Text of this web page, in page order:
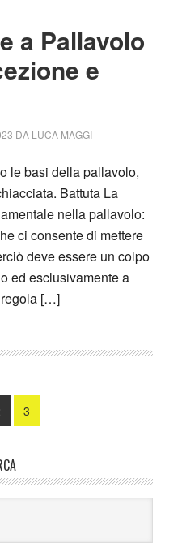
a Pallavolo
e
DA LUCA MAGGI
le basi della pallavolo,
Battuta La
nella pallavolo:
ci consente di mettere
deve essere un colpo
ed esclusivamente a
regola […]
Page
3